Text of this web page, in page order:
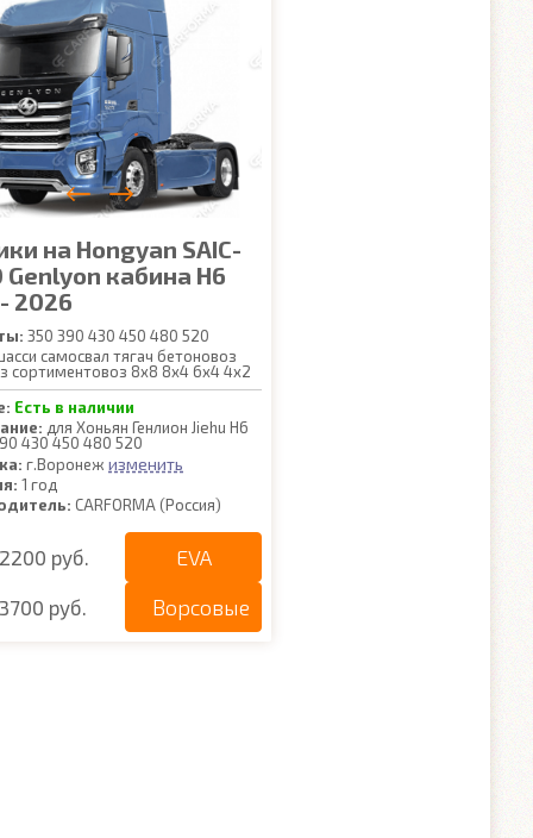
на Hongyan SAIC-
Genlyon кабина H6
2026
350 390 430 450 480 520
самосвал тягач бетоновоз
сортиментовоз 8x8 8x4 6x4 4x2
Есть в наличии
для Хоньян Генлион Jiehu H6
430 450 480 520
г.Воронеж изменить
1 год
CARFORMA (Россия)
2200 руб. EVA
3700 руб. Ворсовые